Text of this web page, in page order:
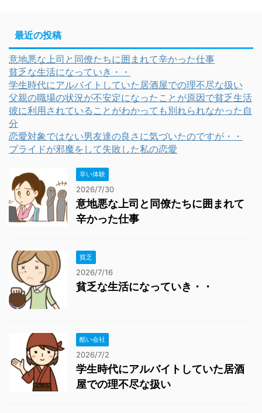
最近の投稿
意地悪な上司と同僚たちに囲まれて辛かった仕事
貧乏な生活になっていき・・
学生時代にアルバイトしていた居酒屋での理不尽な扱い
父親の職場の状況が不安定になったことが原因で貧乏生活
彼に利用されていることがわかっても別れられなかった自
分
恋愛対象ではない男友達の良さに気づいたのですが・・
プライドが邪魔をして失敗した私の恋愛
辛い体験
2026/7/30
意地悪な上司と同僚たちに囲まれて
辛かった仕事
貧乏
2026/7/16
貧乏な生活になっていき・・
酷い会社
2026/7/2
学生時代にアルバイトしていた居酒
屋での理不尽な扱い